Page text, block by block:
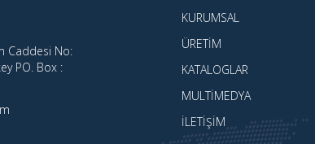
Caddesi No:
PO. Box :
KURUMSAL
ÜRETIM
KATALOGLAR
MULTIMEDYA
İLETIŞIM